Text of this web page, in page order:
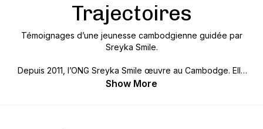
Trajectoires
Témoignages d’une jeunesse cambodgienne guidée par
Sreyka Smile.
Depuis 2011, l’ONG Sreyka Smile œuvre au Cambodge. Elle
accompagne des enfants défavorisés sur le chemin de
Show More